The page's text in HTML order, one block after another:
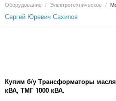
Оборудование / Электротехническое /
Сергей Юревич Сахипов
Купим б/у Трансформаторы
кВА, ТМГ 1000 кВА.